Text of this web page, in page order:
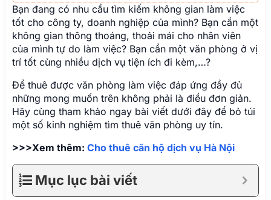
Bạn đang có nhu cầu tìm kiếm không gian làm việc
tốt cho công ty, doanh nghiệp của mình? Bạn cần một
không gian thông thoáng, thoải mái cho nhân viên
của mình tự do làm việc? Bạn cần một văn phòng ở vị
trí tốt cùng nhiều dịch vụ tiện ích đi kèm,…?
Để thuê được văn phòng làm việc đáp ứng đầy đủ
những mong muốn trên không phải là điều đơn giản.
Hãy cùng tham khảo ngay bài viết dưới đây để bỏ túi
một số kinh nghiệm tìm thuê văn phòng uy tín.
>>>Xem thêm: Cho thuê căn hộ dịch vụ Hà Nội
Mục lục bài viết